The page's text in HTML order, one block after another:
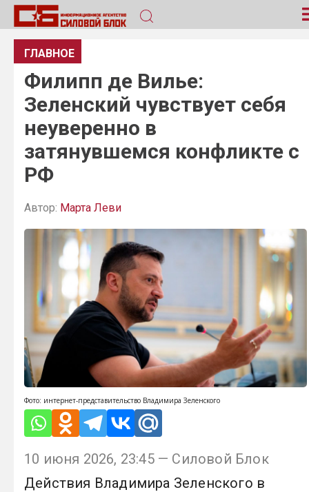
ГЛАВНОЕ
Филипп де Вилье:
Зеленский чувствует себя
неуверенно в
затянувшемся конфликте с
РФ
Автор: Марта Леви
Фото: интернет-представительство Владимира Зеленского
10 июня 2026, 23:45 — Силовой Блок
Действия Владимира Зеленского в